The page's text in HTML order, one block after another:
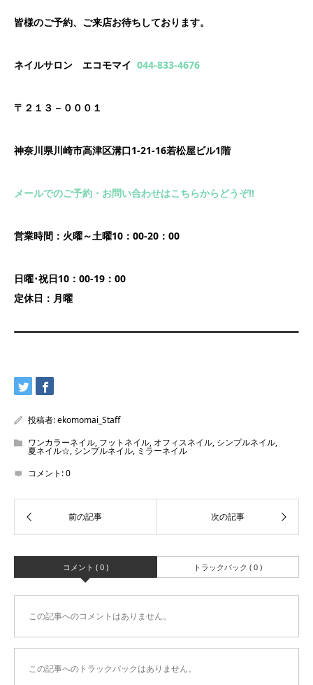
皆様のご予約、ご来店お待ちしております。
ネイルサロン エコモマイ 044-833-4676
〒２１３－０００１
神奈川県川崎市高津区溝口1-21-16若松屋ビル1階
メールでのご予約・お問い合わせはこちらからどうぞ!!
営業時間：火曜～土曜10：00-20：00
日曜･祝日10：00-19：00
定休日：月曜
投稿者:ekomomai_Staff
ワンカラーネイル, フットネイル, オフィスネイル, シンプルネイル,
夏ネイル☆,シンプルネイル,ミラーネイル
コメント:0
コメント ( 0 ) トラックバック ( 0 )
この記事へのコメントはありません。
この記事へのトラックバックはありません。